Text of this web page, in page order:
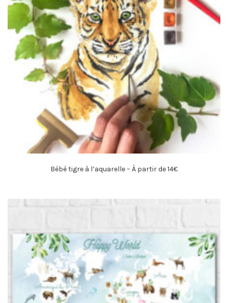
Bébé tigre à l’aquarelle – À partir de 14€